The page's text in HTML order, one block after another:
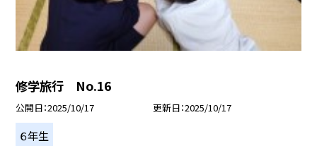
修学旅行 No.16
公開日 2025/10/17 更新日 2025/10/17
６年生